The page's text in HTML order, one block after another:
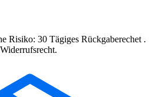
Risiko: 30 Tägiges Rückgaberechet .